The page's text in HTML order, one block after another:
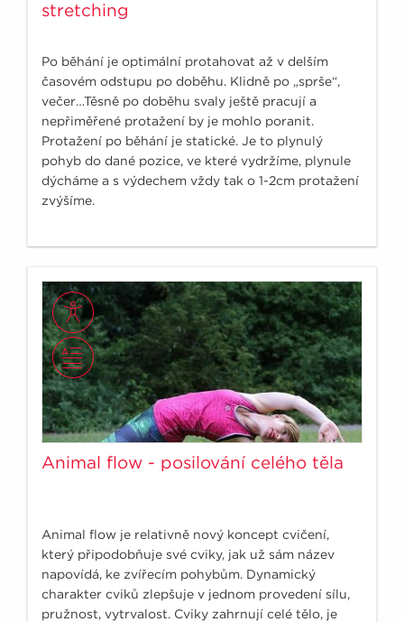
stretching
Po běhání je optimální protahovat až v delším
časovém odstupu po doběhu. Klidně po „sprše“,
večer…Těsně po doběhu svaly ještě pracují a
nepřiměřené protažení by je mohlo poranit.
Protažení po běhání je statické. Je to plynulý
pohyb do dané pozice, ve které vydržíme, plynule
dýcháme a s výdechem vždy tak o 1-2cm protažení
zvýšíme.
Animal flow - posilování celého těla
Animal flow je relativně nový koncept cvičení,
který připodobňuje své cviky, jak už sám název
napovídá, ke zvířecím pohybům. Dynamický
charakter cviků zlepšuje v jednom provedení sílu,
pružnost, vytrvalost. Cviky zahrnují celé tělo, je